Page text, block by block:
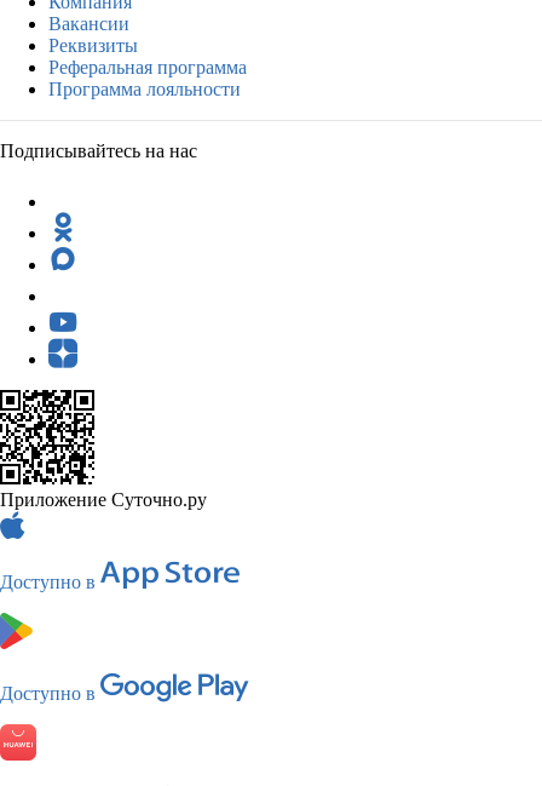
Вакансии
Реквизиты
Реферальная программа
Программа лояльности
Подписывайтесь на нас
Приложение Суточно.ру
Доступно в
Доступно в